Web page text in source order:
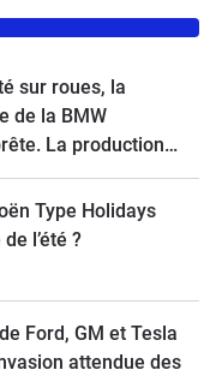
sur roues, la
de la BMW
La production
sera limitée à
Type Holidays
l’été ?
Ford, GM et Tesla
attendue des